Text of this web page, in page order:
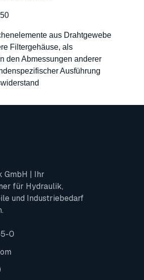
aus Drahtgewebe
Filtergehäuse, als
den Abmessungen anderer
Ausführung
GmbH | Ihr
für Hydraulik,
und Industriebedarf
0